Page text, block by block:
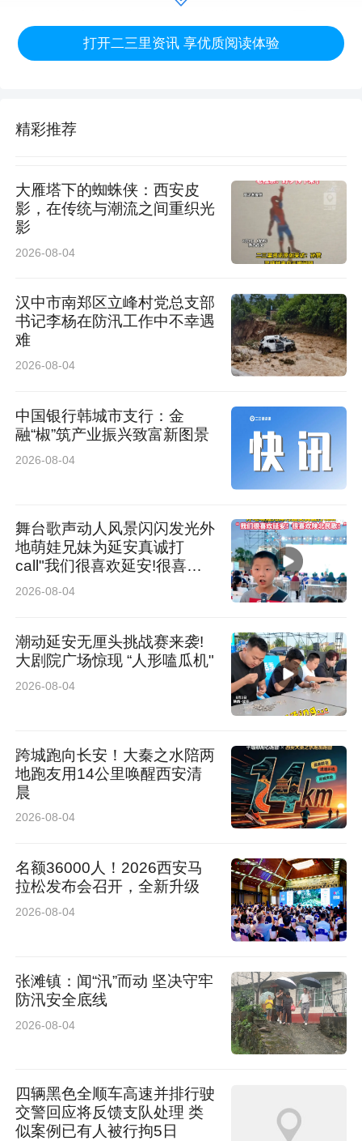
村落老年人行动不便、出行困难等实际问题，用
远，无法自行前往公安机关办理身份证，随即安
理。民警细心为老人整理衣物、耐心调整拍摄姿
势，规范完成身份信息采集，并详细告知证件领
取流程，耐心解答家属各类户籍疑问。常态化贴
心便民举措，切实解决特殊群众急难愁盼问题，
彰显公安服务温度，不断密切和谐警民关系。
日常警务不松懈，应急处置快响应。5月6日11时
许，大竹园镇一位84岁的老人外出途中不慎跌落
所迅速联动村干部、护林员及周边群众赶赴现场
开展紧急搜救。事发陡坡坡度约70度，纵深超20
米，坡面荆棘丛生、地势险峻复杂，救援难度极
道，警民同心协作、担架接力转运，经过一小时
紧张施救，成功将老人安全转移至公路安全区
域。经医护人员现场检查，老人暂无生命危险，
现已送往医院接受后续治疗。
打开二三里资讯 享优质阅读体验
精彩推荐
大雁塔下的蜘蛛侠：西安皮
影，在传统与潮流之间重织光
影
2026-08-04
汉中市南郑区立峰村党总支部
书记李杨在防汛工作中不幸遇
难
2026-08-04
中国银行韩城市支行：金
融“椒”筑产业振兴致富新图景
2026-08-04
舞台歌声动人风景闪闪发光外
地萌娃兄妹为延安真诚打
call"我们很喜欢延安!很喜欢
陕北民歌!“
2026-08-04
潮动延安无厘头挑战赛来袭!
大剧院广场惊现 “人形嗑瓜机"
2026-08-04
跨城跑向长安！大秦之水陪两
地跑友用14公里唤醒西安清
晨
2026-08-04
名额36000人！2026西安马
拉松发布会召开，全新升级
2026-08-04
张滩镇：闻“汛”而动 坚决守牢
防汛安全底线
2026-08-04
四辆黑色全顺车高速并排行驶
交警回应将反馈支队处理 类
似案例已有人被行拘5日